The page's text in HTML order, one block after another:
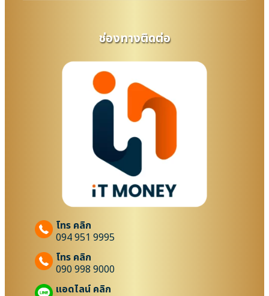
ช่องทางติดต่อ
โทร คลิก
094 951 9995
โทร คลิก
090 998 9000
แอดไลน์ คลิก